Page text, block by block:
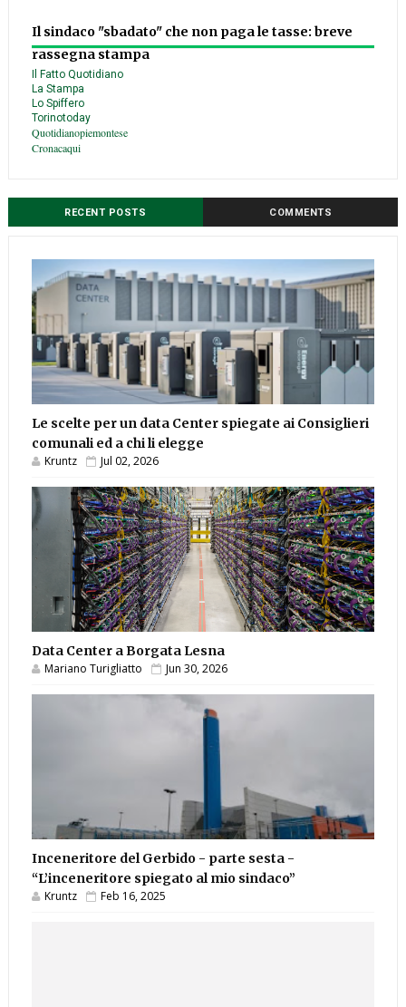
Il sindaco "sbadato" che non paga le tasse: breve
rassegna stampa
Il Fatto Quotidiano
La Stampa
Lo Spiffero
Torinotoday
Quotidianopiemontese
Cronacaqui
RECENT POSTS COMMENTS
Le scelte per un data Center spiegate ai Consiglieri
comunali ed a chi li elegge
Kruntz Jul 02, 2026
Data Center a Borgata Lesna
Mariano Turigliatto Jun 30, 2026
Inceneritore del Gerbido - parte sesta -
“L’inceneritore spiegato al mio sindaco”
Kruntz Feb 16, 2025